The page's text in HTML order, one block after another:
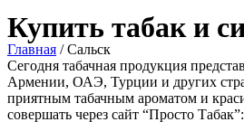
Купить табак и
Главная / Сальск
Сегодня табачная продукция
Армении, ОАЭ, Турции и других
приятным табачным ароматом и
совершать через сайт “Просто